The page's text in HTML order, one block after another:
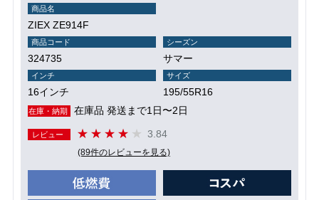
商品名
ZIEX ZE914F
商品コード
324735
シーズン
サマー
インチ
16インチ
サイズ
195/55R16
在庫・納期 在庫品 発送まで1日〜2日
レビュー 3.84
(89件のレビューを見る)